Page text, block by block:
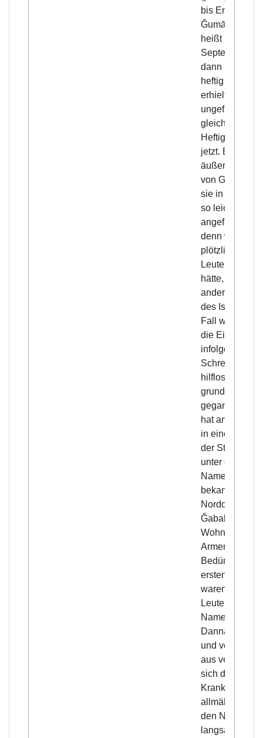
bis Ende
Ğumādā 2.,
heißt Ende
September,
dann nahm sie
heftig zu und
erhielt sich
ungefähr mit
gleicher
Heftigkeit bis
jetzt. Es war
äußerst
von Gott, daß
sie in Almeriah
so leicht
angefangen
denn wenn sie
plötzlich die
Leute
hätte, wie das
anderen
des Islam der
Fall war,
die Einwohner
infolge des
Schreckens
hilflos zu
grunde
gegangen. Sie
hat
in einer Ecke
der Stadt, die
unter dem
Namen Hūām
bekannt ist,
Nordostecke
Ğabala, die
Wohnstätte
Armen und
Bedürftigen.
ersten Fälle
waren von
Leuten mit
Namen Beni
Danna
und von ihnen
aus verbreitete
sich die
Krankheit
allmählich
den Nachbarn
langsam